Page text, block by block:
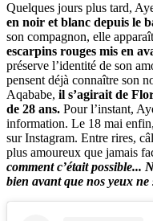
Quelques jours plus tard,
en noir et blanc depuis le
son compagnon, elle apparaît
escarpins rouges mis en
préserve l’identité de son
pensent déjà connaître son
Aqababe, il s’agirait de
de 28 ans. Pour l’instant,
information. Le 18 mai
sur Instagram. Entre rires,
plus amoureux que jamais
comment c’était possible...
bien avant que nos yeux ne